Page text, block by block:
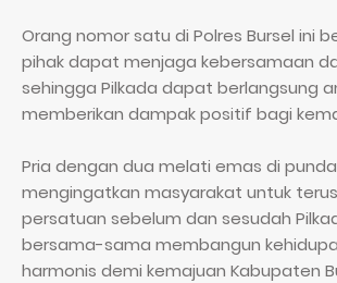
Orang nomor satu di Polres Bursel ini
pihak dapat menjaga kebersamaan
sehingga Pilkada dapat berlangsung
memberikan dampak positif bagi
Pria dengan dua melati emas di
mengingatkan masyarakat untuk
persatuan sebelum dan sesudah
bersama-sama membangun
harmonis demi kemajuan Kabupaten